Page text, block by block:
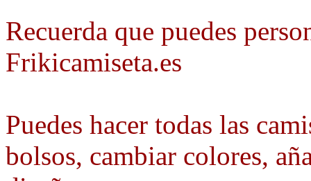
Recuerda que puedes
Frikicamiseta.es
Puedes hacer todas las
bolsos, cambiar colores,